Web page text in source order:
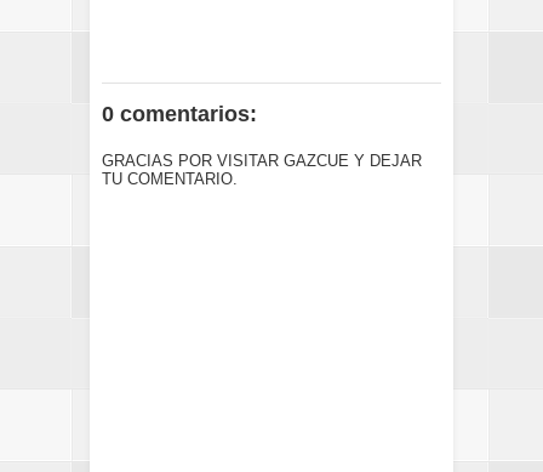
0 comentarios:
GRACIAS POR VISITAR GAZCUE Y DEJAR
TU COMENTARIO.